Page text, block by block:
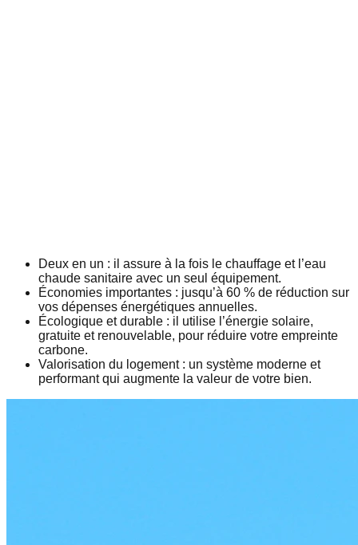
Deux en un : il assure à la fois le chauffage et l’eau
chaude sanitaire avec un seul équipement.
Économies importantes : jusqu’à 60 % de réduction sur
vos dépenses énergétiques annuelles.
Écologique et durable : il utilise l’énergie solaire,
gratuite et renouvelable, pour réduire votre empreinte
carbone.
Valorisation du logement : un système moderne et
performant qui augmente la valeur de votre bien.